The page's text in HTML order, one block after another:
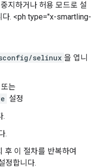
지하거나 허용 모드로 설
다. <ph type="x-smartling-
selinux 을 엽니
또는
설정
.
.
후 이 절차를 반복하여
정합니다.